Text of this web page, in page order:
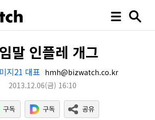
말 인플레 개그
지21 대표 hmh@bizwatch.co.kr
2013.12.06(금) 16:10